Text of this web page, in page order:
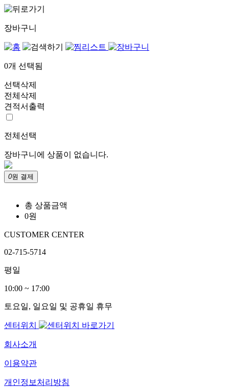
장바구니
0개 선택됨
선택삭제
전체삭제
견적서출력
전체선택
장바구니에 상품이 없습니다.
0원 결제
총 상품금액
0원
CUSTOMER CENTER
02-715-5714
평일
10:00 ~ 17:00
토요일, 일요일 및 공휴일 휴무
센터위치
회사소개
이용약관
개인정보처리방침